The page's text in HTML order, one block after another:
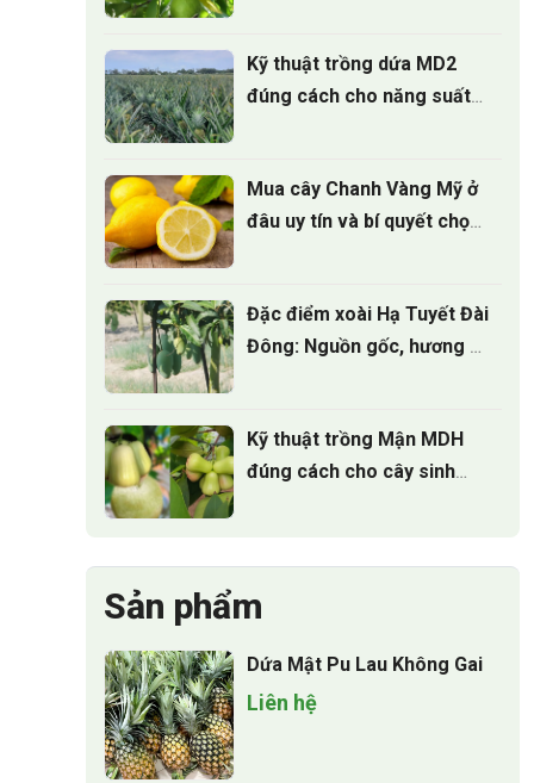
Kỹ thuật trồng dứa MD2
đúng cách cho năng suất
Mua cây Chanh Vàng Mỹ ở
đâu uy tín và bí quyết chọn
Đặc điểm xoài Hạ Tuyết Đài
Đông: Nguồn gốc, hương vị
Kỹ thuật trồng Mận MDH
đúng cách cho cây sinh
Sản phẩm
Dứa Mật Pu Lau Không Gai
Liên hệ